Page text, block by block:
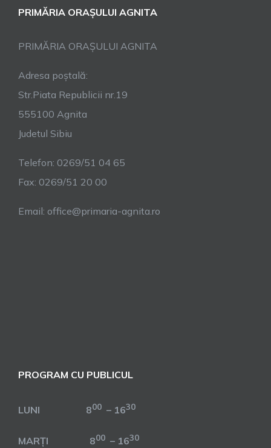
PRIMĂRIA ORAȘULUI AGNITA
PRIMĂRIA ORAȘULUI AGNITA
Adresa poștală:
Str.Piata Republicii nr.19
555100 Agnita
Judetul Sibiu
Telefon: 0269/51 04 65
Fax: 0269/51 20 00
Email: office@primaria-agnita.ro
PROGRAM CU PUBLICUL
LUNI 800 – 1630
MARȚI 800 – 1630